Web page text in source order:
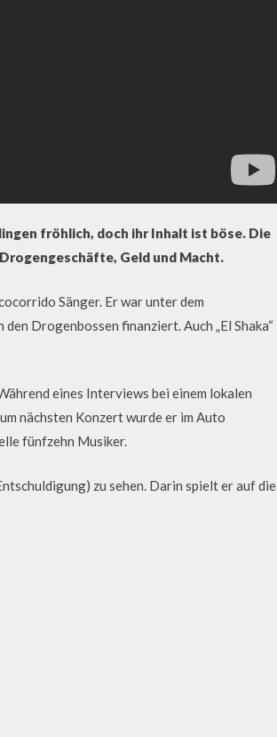
fröhlich, doch ihr Inhalt ist böse. Die
Geld und Macht.
Sänger. Er war unter dem
Drogenbossen finanziert. Auch „El Shaka“
eines Interviews bei einem lokalen
nächsten Konzert wurde er im Auto
fünfzehn Musiker.
zu sehen. Darin spielt er auf die